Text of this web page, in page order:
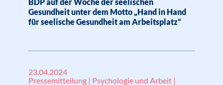
Gesundheit unter dem Motto „Hand in Hand
für seelische Gesundheit am Arbeitsplatz“
23.04.2024
Pressemitteilung | Psychologie und Arbeit |